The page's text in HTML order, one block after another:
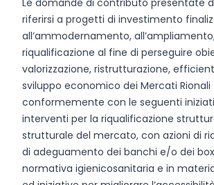
Le domande di contributo presentate
riferirsi a progetti di investimento
all’ammodernamento,
riqualificazione al fine di perseguire
valorizzazione, ristrutturazione,
sviluppo economico dei Mercati Rionali
conformemente con le seguenti
interventi per la riqualificazione
strutturale del mercato, con azioni di
di adeguamento dei banchi e/o dei
normativa igienicosanitaria e in